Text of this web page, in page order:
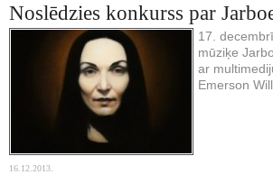
Noslēdzies konkurss par
17.
mūziķe
ar
Emerson
16.12.2013.